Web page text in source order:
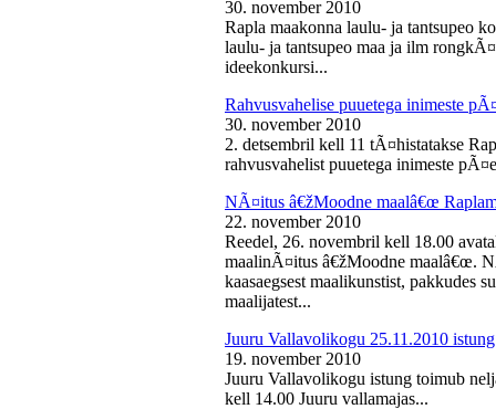
30. november 2010
Rapla maakonna laulu- ja tantsupeo
laulu- ja tantsupeo maa ja ilm
ideekonkursi...
Rahvusvahelise puuetega inimeste
30. november 2010
2. detsembril kell 11 tÃ¤histatakse
rahvusvahelist puuetega inimeste
NÃ¤itus â€žMoodne maalâ€œ
22. november 2010
Reedel, 26. novembril kell 18.00
maalinÃ¤itus â€žMoodne maalâ€œ.
kaasaegsest maalikunstist, pakkudes
maalijatest...
Juuru Vallavolikogu 25.11.2010 istung
19. november 2010
Juuru Vallavolikogu istung toimub
kell 14.00 Juuru vallamajas...